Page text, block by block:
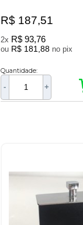
R$ 187,51
2x R$ 93,76
ou R$ 181,88 no pix
Quantidade:
- +